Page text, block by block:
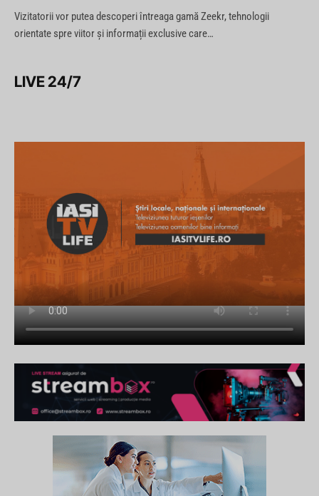
Vizitatorii vor putea descoperi întreaga gamă Zeekr, tehnologii
orientate spre viitor și informații exclusive care…
LIVE 24/7